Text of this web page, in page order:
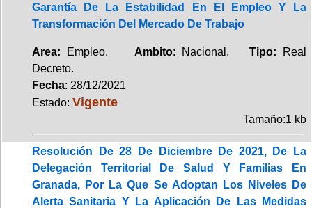
Garantía De La Estabilidad En El Empleo Y La
Transformación Del Mercado De Trabajo
Area: Empleo. Ambito: Nacional. Tipo:
Real
Decreto.
Fecha: 28/12/2021
Estado: Vigente
Tamaño:1 kb
Resolución De 28 De Diciembre De 2021, De La
Delegación Territorial De Salud Y Familias En
Granada, Por La Que Se Adoptan Los Niveles De
Alerta Sanitaria Y La Aplicación De Las Medidas